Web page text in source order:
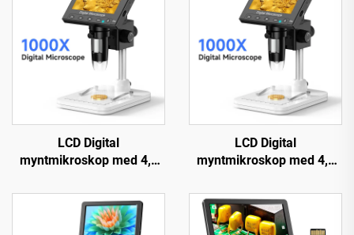
LCD Digital
myntmikroskop med 4,3
myntforstørrelsesglas
med 8 LED'er
LCD Digital
myntmikroskop med 4,3
myntforstørrelsesglas
med 8 LED'er